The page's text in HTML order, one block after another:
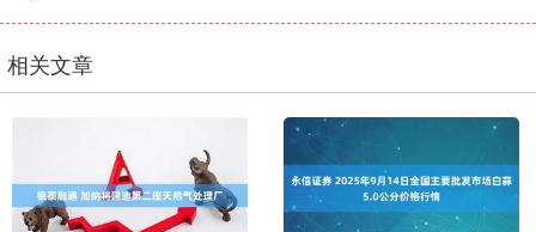
相关文章